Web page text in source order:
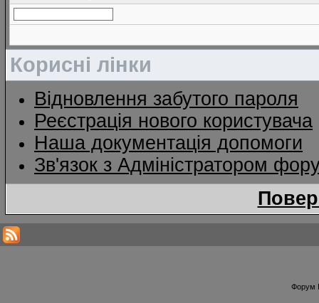
Корисні лінки
Відновлення забутого пароля
Реєстрація нового користувача
Наша документація допомоги
Зв'язок з Адміністратором
Форум